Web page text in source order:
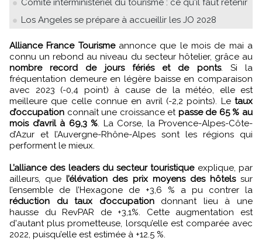
Comité interministériel du tourisme : ce qu'il faut retenir
Los Angeles se prépare à accueillir les JO 2028
Alliance France Tourismeannonce que le mois de mai a
connu un rebond au niveau du secteur hôtelier, grâce au
nombre record de jours fériés et de ponts. Si la
fréquentation demeure en légère baisse en comparaison
avec 2023 (-0,4 point) à cause de la météo, elle est
meilleure que celle connue en avril (-2,2 points). Le taux
d’occupation connaît une croissance et passe de 65 % au
mois d’avril à 69,3 %. La Corse, la Provence-Alpes-Côte-
d’Azur et l’Auvergne-Rhône-Alpes sont les régions qui
performent le mieux.
L’alliance des leaders du secteur touristiqueexplique, par
ailleurs, quel’élévation des prix moyens des hôtelssur
l’ensemble de l’Hexagone de +3,6 % a pu contrer la
réduction du taux d’occupationdonnant lieu à une
hausse du RevPAR de +3,1%. Cette augmentation est
d'autant plus prometteuse, lorsqu’elle est comparée avec
2022, puisqu’elle est estimée à +12.5 %.